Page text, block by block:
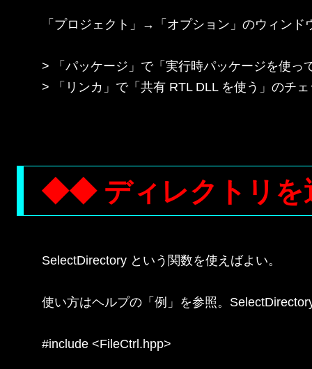
「プロジェクト」→「オプション」のウィンド
> 「パッケージ」で「実行時パッケージを使っ
> 「リンカ」で「共有 RTL DLL を使う」のチ
◆◆ ディレクトリ
SelectDirectory という関数を使えばよい。
使い方はヘルプの「例」を参照。
#include <FileCtrl.hpp>